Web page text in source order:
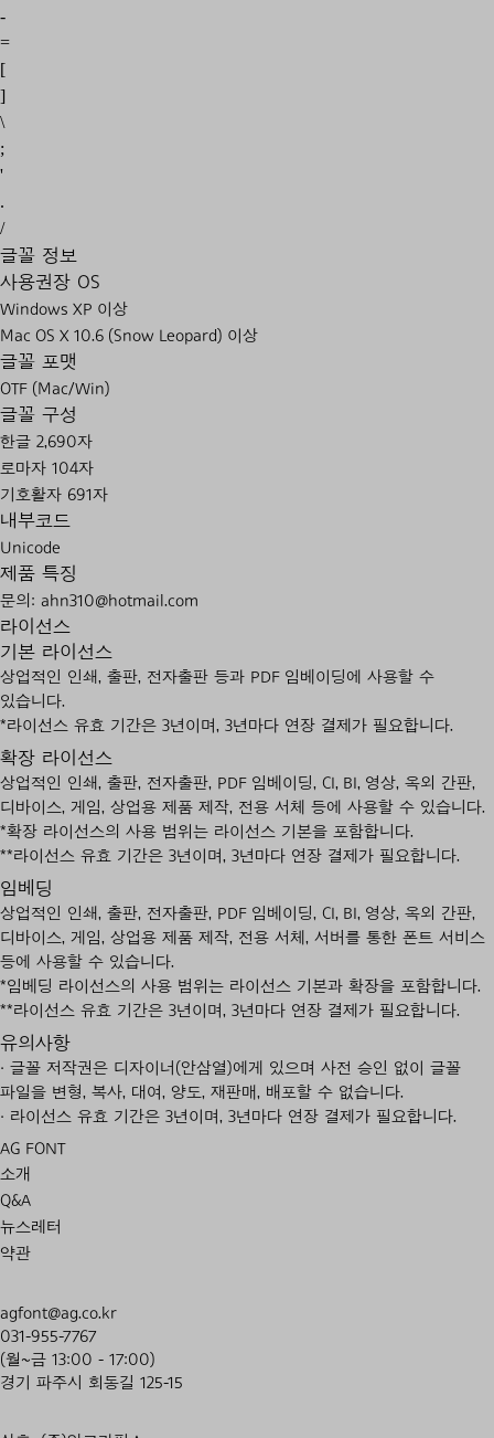
-
=
[
]
\
;
'
.
/
글꼴 정보
사용권장 OS
Windows XP 이상
Mac OS X 10.6 (Snow Leopard) 이상
글꼴 포맷
OTF (Mac/Win)
글꼴 구성
한글 2,690자
로마자 104자
기호활자 691자
내부코드
Unicode
제품 특징
문의: ahn310@hotmail.com
라이선스
기본 라이선스
상업적인 인쇄, 출판, 전자출판 등과 PDF 임베이딩에 사용할 수
있습니다.
*라이선스 유효 기간은 3년이며, 3년마다 연장 결제가 필요합니다.
확장 라이선스
상업적인 인쇄, 출판, 전자출판, PDF 임베이딩, CI, BI, 영상, 옥외 간판,
디바이스, 게임, 상업용 제품 제작, 전용 서체 등에 사용할 수 있습니다.
*확장 라이선스의 사용 범위는 라이선스 기본을 포함합니다.
**라이선스 유효 기간은 3년이며, 3년마다 연장 결제가 필요합니다.
임베딩
상업적인 인쇄, 출판, 전자출판, PDF 임베이딩, CI, BI, 영상, 옥외 간판,
디바이스, 게임, 상업용 제품 제작, 전용 서체, 서버를 통한 폰트 서비스
등에 사용할 수 있습니다.
*임베딩 라이선스의 사용 범위는 라이선스 기본과 확장을 포함합니다.
**라이선스 유효 기간은 3년이며, 3년마다 연장 결제가 필요합니다.
유의사항
· 글꼴 저작권은 디자이너(안삼열)에게 있으며 사전 승인 없이 글꼴
파일을 변형, 복사, 대여, 양도, 재판매, 배포할 수 없습니다.
· 라이선스 유효 기간은 3년이며, 3년마다 연장 결제가 필요합니다.
AG FONT
소개
Q&A
뉴스레터
약관
agfont@ag.co.kr
031-955-7767
(월~금 13:00 - 17:00)
경기 파주시 회동길 125-15